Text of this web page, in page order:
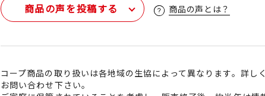
商品の声を投稿する 商品の声とは？
コープ商品の取り扱いは各地域の生協によって異なります。詳し
お問い合わせ下さい。